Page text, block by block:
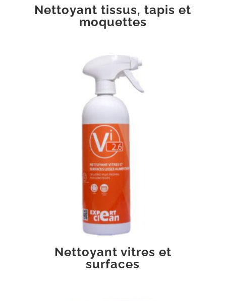
Nettoyant tissus, tapis et
moquettes
Nettoyant vitres et
surfaces